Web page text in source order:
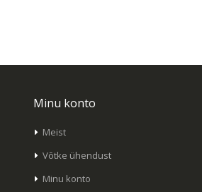
Minu konto
Meist
Võtke ühendust
Minu konto